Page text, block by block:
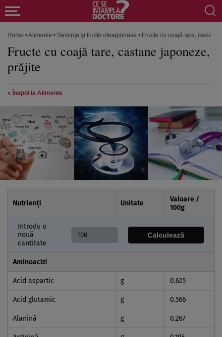
Home •Alimente • Seminţe şi fructe oleaginoase • Fructe cu coajă tare,
Fructe cu coajă tare, castane japoneze,
prăjite
« Înapoi la Alimente
Nutrienți Unitate
Valoare /
100g
Introdu o
nouă
cantitate
Calculează
Aminoacizi
Acid aspartic g 0.625
Acid glutamic g 0.566
Alanină g 0.267